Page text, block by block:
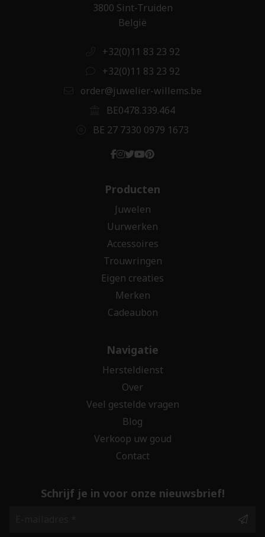
3800 Sint-Truiden
België
+32(0)11 83 23 92
+32(0)11 83 23 92
order@juwelier-willems.be
BE0478.339.464
BE 27 7330 0979 1673
Producten
Juwelen
Uurwerken
Accessoires
Trouwringen
Eigen creaties
Merken
Cadeaubon
Navigatie
Hersteldienst
Over
Veel gestelde vragen
Blog
Verkoop uw goud
Contact
Schrijf je in voor onze nieuwsbrief!